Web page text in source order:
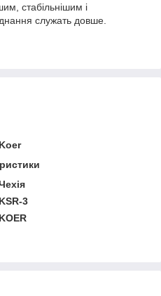
стабільнішим і
служать довше.
Koer
KSR-3
KOER